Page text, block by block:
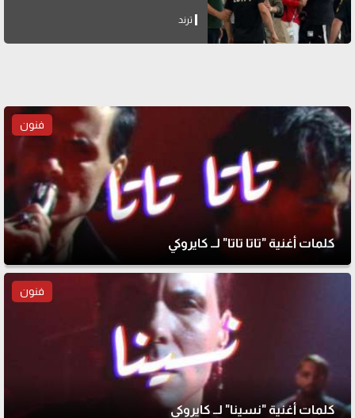
ترند
فنون
كلمات أغنية "تاتا تاتا" لــ كايروكي
فنون
كلمات أغنية "نسينا" لــ كايروكي